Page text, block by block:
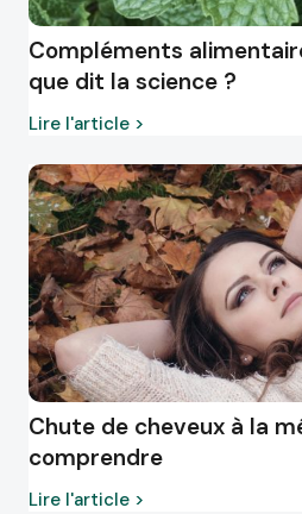
Compléments
que dit la science ?
Lire l'article >
Chute de cheveux à la
comprendre
Lire l'article >